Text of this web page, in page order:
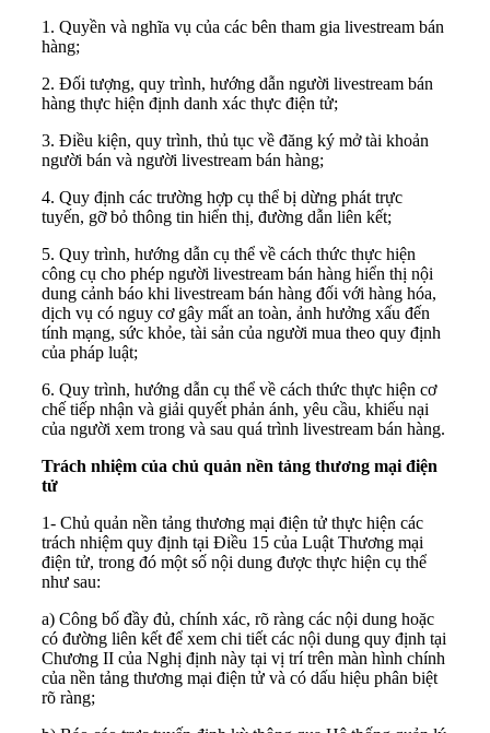
1. Quyền và nghĩa vụ của các bên tham gia livestream bán
hàng;
2. Đối tượng, quy trình, hướng dẫn người livestream bán
hàng thực hiện định danh xác thực điện tử;
3. Điều kiện, quy trình, thủ tục về đăng ký mở tài khoản
người bán và người livestream bán hàng;
4. Quy định các trường hợp cụ thể bị dừng phát trực
tuyến, gỡ bỏ thông tin hiển thị, đường dẫn liên kết;
5. Quy trình, hướng dẫn cụ thể về cách thức thực hiện
công cụ cho phép người livestream bán hàng hiển thị nội
dung cảnh báo khi livestream bán hàng đối với hàng hóa,
dịch vụ có nguy cơ gây mất an toàn, ảnh hưởng xấu đến
tính mạng, sức khỏe, tài sản của người mua theo quy định
của pháp luật;
6. Quy trình, hướng dẫn cụ thể về cách thức thực hiện cơ
chế tiếp nhận và giải quyết phản ánh, yêu cầu, khiếu nại
của người xem trong và sau quá trình livestream bán hàng.
Trách nhiệm của chủ quản nền tảng thương mại điện
tử
1- Chủ quản nền tảng thương mại điện tử thực hiện các
trách nhiệm quy định tại Điều 15 của Luật Thương mại
điện tử, trong đó một số nội dung được thực hiện cụ thể
như sau:
a) Công bố đầy đủ, chính xác, rõ ràng các nội dung hoặc
có đường liên kết để xem chi tiết các nội dung quy định tại
Chương II của Nghị định này tại vị trí trên màn hình chính
của nền tảng thương mại điện tử và có dấu hiệu phân biệt
rõ ràng;